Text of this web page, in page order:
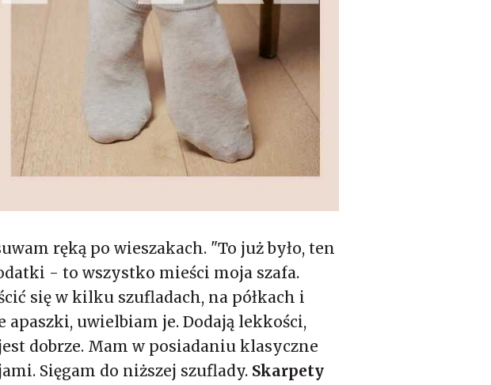
ręką po wieszakach. "To już było, ten
- to wszystko mieści moja szafa.
się w kilku szufladach, na półkach i
uwielbiam je. Dodają lekkości,
dobrze. Mam w posiadaniu klasyczne
Sięgam do niższej szuflady. Skarpety